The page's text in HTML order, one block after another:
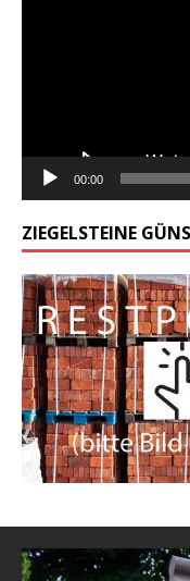
00:00
ZIEGELSTEINE